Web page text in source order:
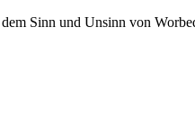
Sinn und Unsinn von